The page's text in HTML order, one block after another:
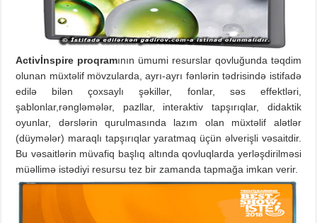
Activİnspire proqramının ümumi resurslar qovluğunda təqdim
olunan müxtəlif mövzularda, ayrı-ayrı fənlərin tədrisində istifadə
edilə bilən çoxsaylı şəkillər, fonlar, səs effektləri,
şablonlar,rəngləmələr, pazllar, interaktiv tapşırıqlar, didaktik
oyunlar, dərslərin qurulmasında lazım olan müxtəlif alətlər
(düymələr) maraqlı tapşırıqlar yaratmaq üçün əlverişli vəsaitdir.
Bu vəsaitlərin müvafiq başlıq altında qovluqlarda yerləşdirilməsi
müəllimə istədiyi resursu tez bir zamanda tapmağa imkan verir.